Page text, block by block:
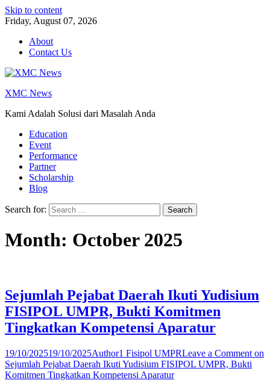
Skip to content
Friday, August 07, 2026
About
Contact Us
XMC News
Kami Adalah Solusi dari Masalah Anda
Education
Event
Performance
Partner
Scholarship
Blog
Search for:
Month: October 2025
Sejumlah Pejabat Daerah Ikuti Yudisium
FISIPOL UMPR, Bukti Komitmen
Tingkatkan Kompetensi Aparatur
19/10/202519/10/2025Author1 Fisipol UMPRLeave a Comment on
Sejumlah Pejabat Daerah Ikuti Yudisium FISIPOL UMPR, Bukti
Komitmen Tingkatkan Kompetensi Aparatur